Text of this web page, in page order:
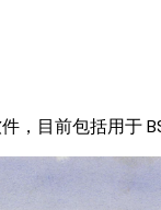
，目前包括用于